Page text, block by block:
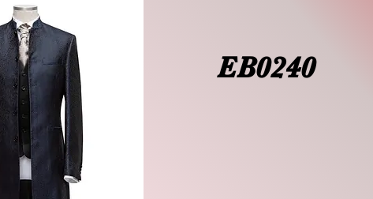
EB0240